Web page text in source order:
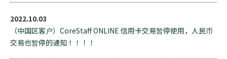
2022.10.03
（中国区客户）CoreStaff ONLINE 信用卡交易暂停使用，人民币
交易也暂停的通知！！！！